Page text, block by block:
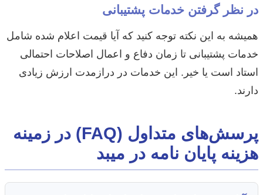
در نظر گرفتن خدمات پشتیبانی
همیشه به این نکته توجه کنید که آیا قیمت اعلام شده شامل
خدمات پشتیبانی تا زمان دفاع و اعمال اصلاحات احتمالی
استاد است یا خیر. این خدمات در درازمدت ارزش زیادی
دارند.
پرسش‌های متداول (FAQ) در زمینه
هزینه پایان نامه در میبد